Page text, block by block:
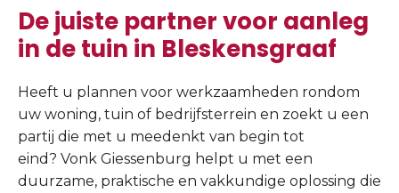
De juiste partner voor aanleg
in de tuin in Bleskensgraaf
Heeft u plannen voor werkzaamheden rondom
uw woning, tuin of bedrijfsterrein en zoekt u een
partij die met u meedenkt van begin tot
eind? Vonk Giessenburg helpt u met een
duurzame, praktische en vakkundige oplossing die